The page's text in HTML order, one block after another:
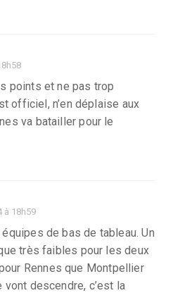
points et ne pas trop
officiel, n’en déplaise aux
va batailler pour le
à 18h59
de bas de tableau. Un
très faibles pour les deux
Rennes que Montpellier
vont descendre, c’est la